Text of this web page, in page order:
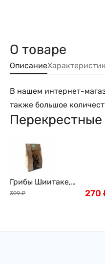
О товаре
Описание
В нашем интернет-
также большое
Грибы Шиитаке,
древесные, 100г
399 ₽ 270